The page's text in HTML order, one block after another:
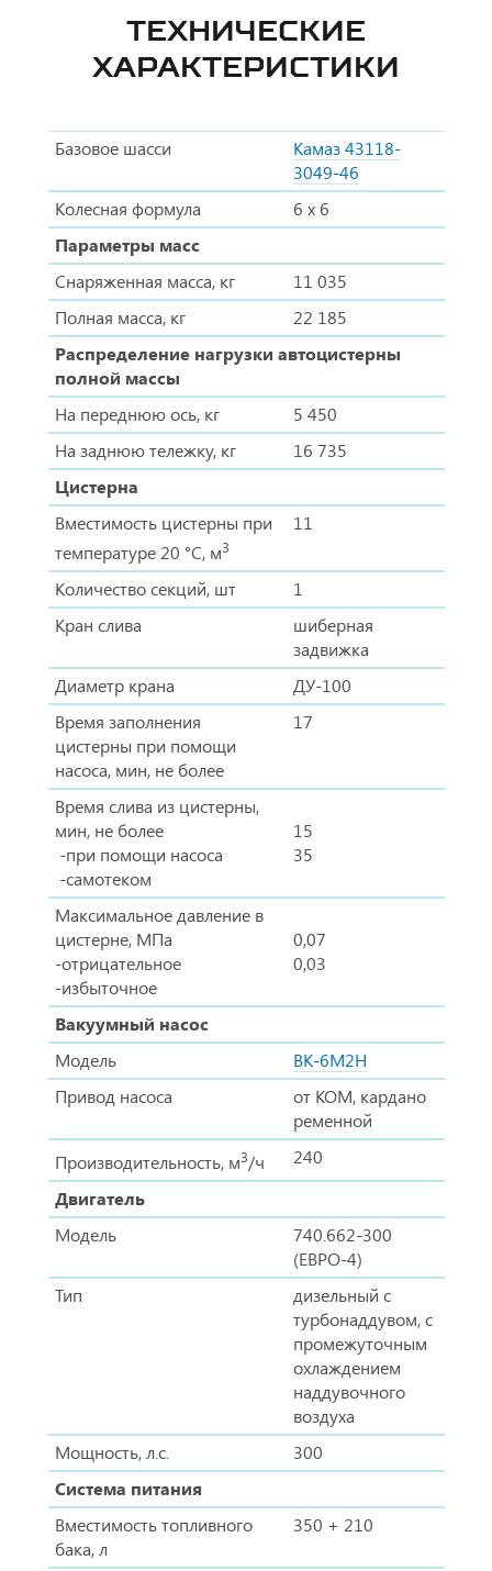
ТЕХНИЧЕСКИЕ
ХАРАКТЕРИСТИКИ
Базовое шасси
Камаз 43118-
3049-46
Колесная формула
6 х 6
Параметры масс
Снаряженная масса, кг
11 035
Полная масса, кг
22 185
Распределение нагрузки автоцистерны
полной массы
На переднюю ось, кг
5 450
На заднюю тележку, кг
16 735
Цистерна
Вместимость цистерны при
температуре 20 °С, м3
11
Количество секций, шт
1
Кран слива
шиберная
задвижка
Диаметр крана
ДУ-100
Время заполнения
цистерны при помощи
насоса, мин, не более
17
Время слива из цистерны,
мин, не более
-при помощи насоса
-самотеком
15
35
Максимальное давление в
цистерне, МПа
-отрицательное
-избыточное
0,07
0,03
Вакуумный насос
Модель
ВК-6М2Н
Привод насоса
от КОМ, кардано
ременной
Производительность, м3/ч
240
Двигатель
Модель
740.662-300
(ЕВРО-4)
Тип
дизельный с
турбонаддувом, с
промежуточным
охлаждением
наддувочного
воздуха
Мощность, л.с.
300
Система питания
Вместимость топливного
бака, л
350 + 210